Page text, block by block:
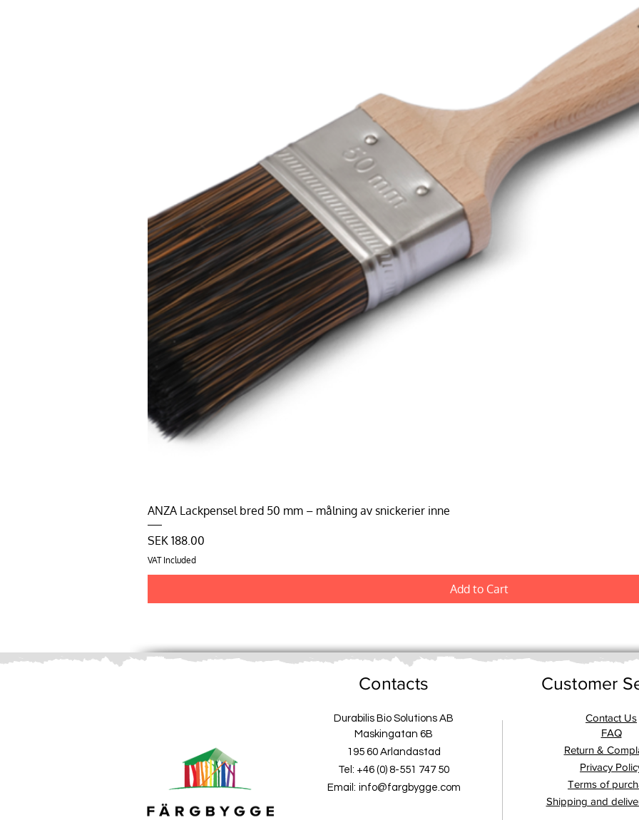
ANZA Lackpensel bred 50 mm – målning av snickerier inne
Price
SEK 188.00
VAT Included
Add to Cart
Contacts
Durabilis Bio Solutions AB
Maskingatan 6B
195 60 Arlandastad
Tel: +46 (0) 8-551 747 50
Email: info@fargbygge.com
Customer
Contact Us
FAQ
Return &
Privacy
Terms of
Shipping and